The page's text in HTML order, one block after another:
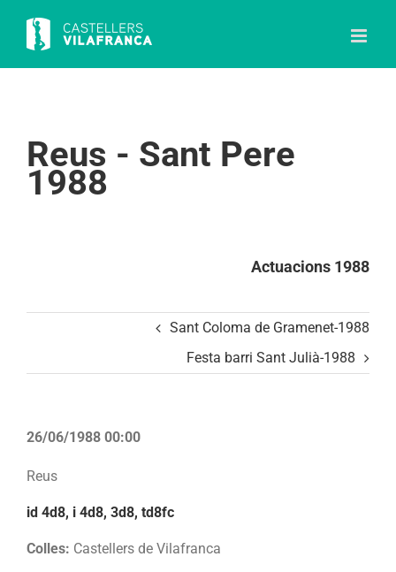
content
Reus - Sant Pere
1988
Actuacions 1988
Sant Coloma de Gramenet-1988
Festa barri Sant Julià-1988
26/06/1988 00:00
Reus
id 4d8, i 4d8, 3d8, td8fc
Colles: Castellers de Vilafranca